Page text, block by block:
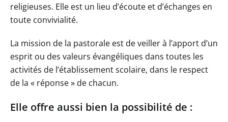
religieuses. Elle est un lieu d’écoute et d’échanges en
toute convivialité.
La mission de la pastorale est de veiller à l’apport d’un
esprit ou des valeurs évangéliques dans toutes les
activités de l’établissement scolaire, dans le respect
de la « réponse » de chacun.
Elle offre aussi bien la possibilité de :